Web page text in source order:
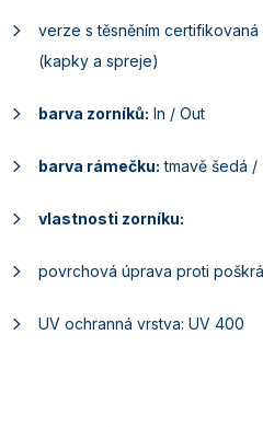
verze s těsněním
(kapky a spreje)
barva zorníků: In / Out
barva rámečku: tmavě šedá /
vlastnosti zorníku:
povrchová úprava proti
UV ochranná vrstva: UV 400